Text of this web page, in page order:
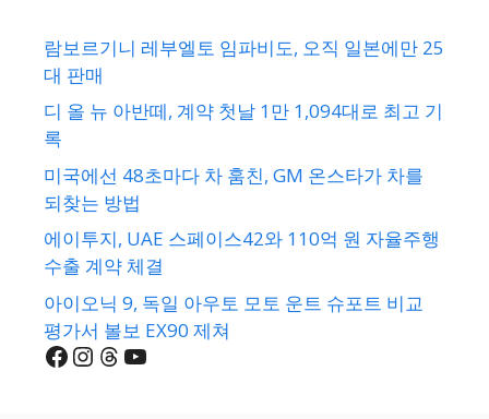
람보르기니 레부엘토 임파비도, 오직 일본에만 25
대 판매
디 올 뉴 아반떼, 계약 첫날 1만 1,094대로 최고 기
록
미국에선 48초마다 차 훔친, GM 온스타가 차를
되찾는 방법
에이투지, UAE 스페이스42와 110억 원 자율주행
수출 계약 체결
아이오닉 9, 독일 아우토 모토 운트 슈포트 비교
평가서 볼보 EX90 제쳐
Facebook
Instagram
Threads
YouTube